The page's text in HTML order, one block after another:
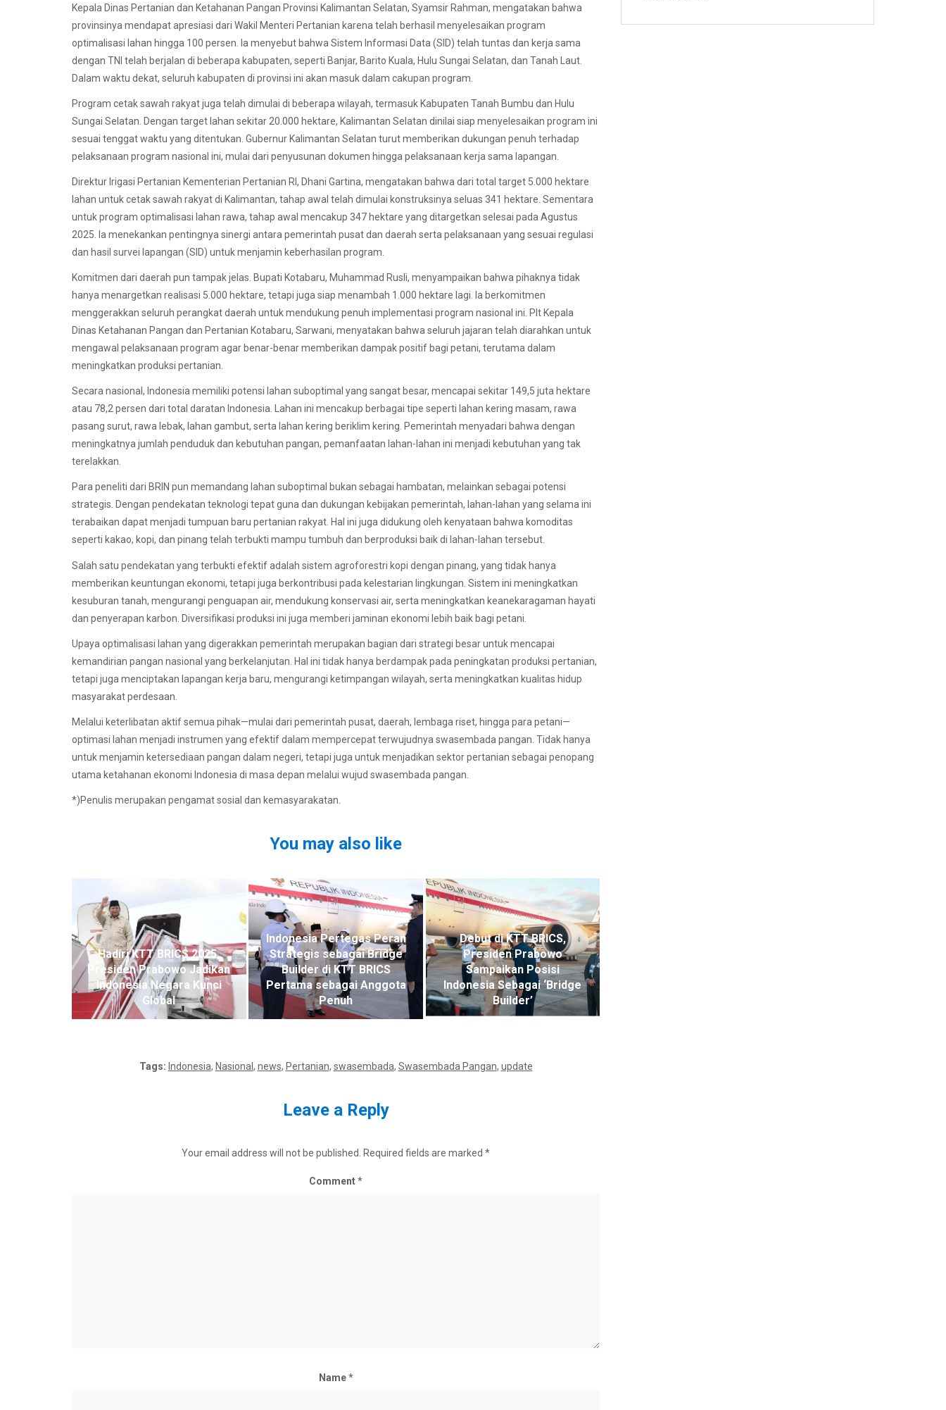
Kepala Dinas Pertanian dan Ketahanan Pangan Provinsi Kalimantan Selatan, Syamsir Rahman, mengatakan bahwa
provinsinya mendapat apresiasi dari Wakil Menteri Pertanian karena telah berhasil menyelesaikan program
optimalisasi lahan hingga 100 persen. Ia menyebut bahwa Sistem Informasi Data (SID) telah tuntas dan kerja sama
dengan TNI telah berjalan di beberapa kabupaten, seperti Banjar, Barito Kuala, Hulu Sungai Selatan, dan Tanah Laut.
Dalam waktu dekat, seluruh kabupaten di provinsi ini akan masuk dalam cakupan program.
Program cetak sawah rakyat juga telah dimulai di beberapa wilayah, termasuk Kabupaten Tanah Bumbu dan Hulu
Sungai Selatan. Dengan target lahan sekitar 20.000 hektare, Kalimantan Selatan dinilai siap menyelesaikan program ini
sesuai tenggat waktu yang ditentukan. Gubernur Kalimantan Selatan turut memberikan dukungan penuh terhadap
pelaksanaan program nasional ini, mulai dari penyusunan dokumen hingga pelaksanaan kerja sama lapangan.
Direktur Irigasi Pertanian Kementerian Pertanian RI, Dhani Gartina, mengatakan bahwa dari total target 5.000 hektare
lahan untuk cetak sawah rakyat di Kalimantan, tahap awal telah dimulai konstruksinya seluas 341 hektare. Sementara
untuk program optimalisasi lahan rawa, tahap awal mencakup 347 hektare yang ditargetkan selesai pada Agustus
2025. Ia menekankan pentingnya sinergi antara pemerintah pusat dan daerah serta pelaksanaan yang sesuai regulasi
dan hasil survei lapangan (SID) untuk menjamin keberhasilan program.
Komitmen dari daerah pun tampak jelas. Bupati Kotabaru, Muhammad Rusli, menyampaikan bahwa pihaknya tidak
hanya menargetkan realisasi 5.000 hektare, tetapi juga siap menambah 1.000 hektare lagi. Ia berkomitmen
menggerakkan seluruh perangkat daerah untuk mendukung penuh implementasi program nasional ini. Plt Kepala
Dinas Ketahanan Pangan dan Pertanian Kotabaru, Sarwani, menyatakan bahwa seluruh jajaran telah diarahkan untuk
mengawal pelaksanaan program agar benar-benar memberikan dampak positif bagi petani, terutama dalam
meningkatkan produksi pertanian.
Secara nasional, Indonesia memiliki potensi lahan suboptimal yang sangat besar, mencapai sekitar 149,5 juta hektare
atau 78,2 persen dari total daratan Indonesia. Lahan ini mencakup berbagai tipe seperti lahan kering masam, rawa
pasang surut, rawa lebak, lahan gambut, serta lahan kering beriklim kering. Pemerintah menyadari bahwa dengan
meningkatnya jumlah penduduk dan kebutuhan pangan, pemanfaatan lahan-lahan ini menjadi kebutuhan yang tak
terelakkan.
Para peneliti dari BRIN pun memandang lahan suboptimal bukan sebagai hambatan, melainkan sebagai potensi
strategis. Dengan pendekatan teknologi tepat guna dan dukungan kebijakan pemerintah, lahan-lahan yang selama ini
terabaikan dapat menjadi tumpuan baru pertanian rakyat. Hal ini juga didukung oleh kenyataan bahwa komoditas
seperti kakao, kopi, dan pinang telah terbukti mampu tumbuh dan berproduksi baik di lahan-lahan tersebut.
Salah satu pendekatan yang terbukti efektif adalah sistem agroforestri kopi dengan pinang, yang tidak hanya
memberikan keuntungan ekonomi, tetapi juga berkontribusi pada kelestarian lingkungan. Sistem ini meningkatkan
kesuburan tanah, mengurangi penguapan air, mendukung konservasi air, serta meningkatkan keanekaragaman hayati
dan penyerapan karbon. Diversifikasi produksi ini juga memberi jaminan ekonomi lebih baik bagi petani.
Upaya optimalisasi lahan yang digerakkan pemerintah merupakan bagian dari strategi besar untuk mencapai
kemandirian pangan nasional yang berkelanjutan. Hal ini tidak hanya berdampak pada peningkatan produksi pertanian,
tetapi juga menciptakan lapangan kerja baru, mengurangi ketimpangan wilayah, serta meningkatkan kualitas hidup
masyarakat perdesaan.
Melalui keterlibatan aktif semua pihak—mulai dari pemerintah pusat, daerah, lembaga riset, hingga para petani—
optimasi lahan menjadi instrumen yang efektif dalam mempercepat terwujudnya swasembada pangan. Tidak hanya
untuk menjamin ketersediaan pangan dalam negeri, tetapi juga untuk menjadikan sektor pertanian sebagai penopang
utama ketahanan ekonomi Indonesia di masa depan melalui wujud swasembada pangan.
*)Penulis merupakan pengamat sosial dan kemasyarakatan.
You may also like
Hadiri KTT BRICS 2025,
Presiden Prabowo Jadikan
Indonesia Negara Kunci
Global
Indonesia Pertegas Peran
Strategis sebagai Bridge
Builder di KTT BRICS
Pertama sebagai Anggota
Penuh
Debut di KTT BRICS,
Presiden Prabowo
Sampaikan Posisi
Indonesia Sebagai ‘Bridge
Builder’
Tags: Indonesia, Nasional , news, Pertanian, swasembada, Swasembada Pangan, update
Leave a Reply
Your email address will not be published. Required fields are marked *
Comment*
Name*